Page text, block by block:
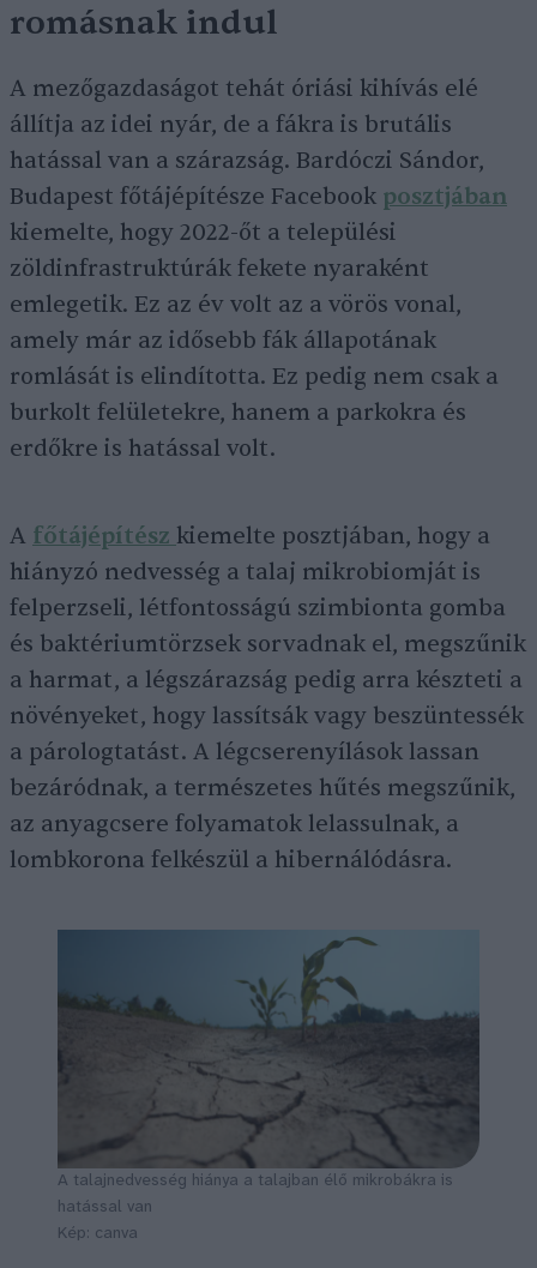
romásnak indul
A mezőgazdaságot tehát óriási kihívás elé
állítja az idei nyár, de a fákra is brutális
hatással van a szárazság. Bardóczi Sándor,
Budapest főtájépítésze Facebook posztjában
kiemelte, hogy 2022-őt a települési
zöldinfrastruktúrák fekete nyaraként
emlegetik. Ez az év volt az a vörös vonal,
amely már az idősebb fák állapotának
romlását is elindította. Ez pedig nem csak a
burkolt felületekre, hanem a parkokra és
erdőkre is hatással volt.
A főtájépítész kiemelte posztjában, hogy a
hiányzó nedvesség a talaj mikrobiomját is
felperzseli, létfontosságú szimbionta gomba
és baktériumtörzsek sorvadnak el, megszűnik
a harmat, a légszárazság pedig arra készteti a
növényeket, hogy lassítsák vagy beszüntessék
a párologtatást. A légcserenyílások lassan
bezáródnak, a természetes hűtés megszűnik,
az anyagcsere folyamatok lelassulnak, a
lombkorona felkészül a hibernálódásra.
A talajnedvesség hiánya a talajban élő mikrobákra is
hatással van
Kép: canva